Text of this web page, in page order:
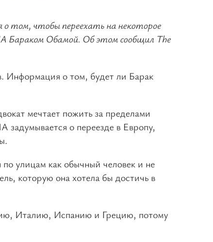
том, чтобы переехать на некоторое
Бараком Обамой. Об этом сообщил The
Информация о том, будет ли Барак
мечтает пожить за пределами
о переезде в Европу,
улицам как обычный человек и не
которую она хотела бы достичь в
Италию, Испанию и Грецию, потому